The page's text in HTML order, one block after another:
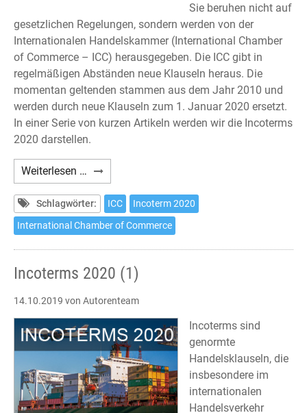
Sie beruhen nicht auf
gesetzlichen Regelungen, sondern werden von der
Internationalen Handelskammer (International Chamber
of Commerce – ICC) herausgegeben. Die ICC gibt in
regelmäßigen Abständen neue Klauseln heraus. Die
momentan geltenden stammen aus dem Jahr 2010 und
werden durch neue Klauseln zum 1. Januar 2020 ersetzt.
In einer Serie von kurzen Artikeln werden wir die Incoterms
2020 darstellen.
Weiterlesen … Incoterms
2020
(2)
Schlagwörter: ICC
Incoterm 2020
International Chamber of Commerce
Incoterms 2020 (1)
14.10.2019 von Autorenteam
Incoterms sind
genormte
Handelsklauseln, die
insbesondere im
internationalen
Handelsverkehr